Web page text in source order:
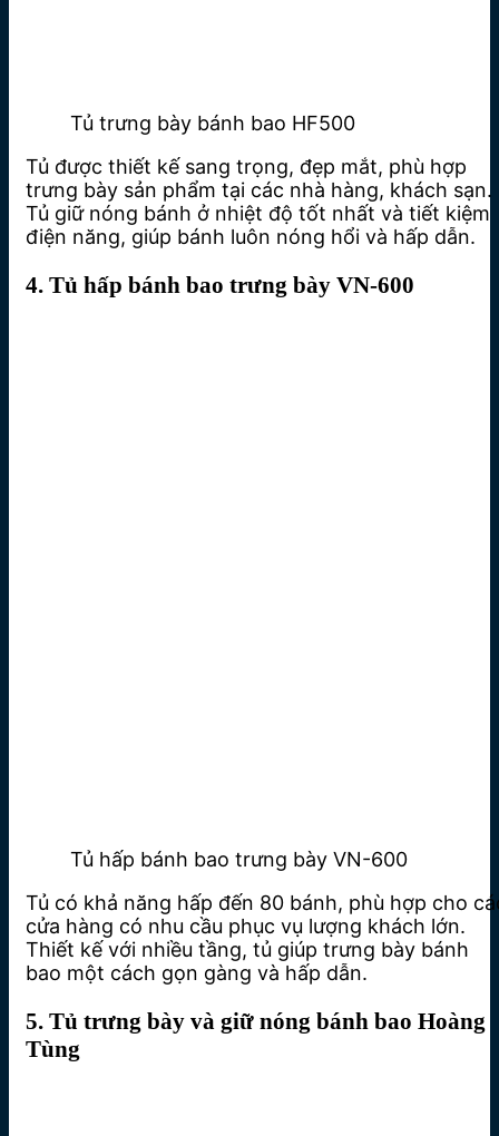
Tủ trưng bày bánh bao HF500
Tủ được thiết kế sang trọng, đẹp mắt, phù hợp
trưng bày sản phẩm tại các nhà hàng, khách sạn.
Tủ giữ nóng bánh ở nhiệt độ tốt nhất và tiết kiệm
điện năng, giúp bánh luôn nóng hổi và hấp dẫn.
4. Tủ hấp bánh bao trưng bày VN-600
Tủ hấp bánh bao trưng bày VN-600
Tủ có khả năng hấp đến 80 bánh, phù hợp cho
cửa hàng có nhu cầu phục vụ lượng khách lớn.
Thiết kế với nhiều tầng, tủ giúp trưng bày bánh
bao một cách gọn gàng và hấp dẫn.
5. Tủ trưng bày và giữ nóng bánh bao Hoàng
Tùng